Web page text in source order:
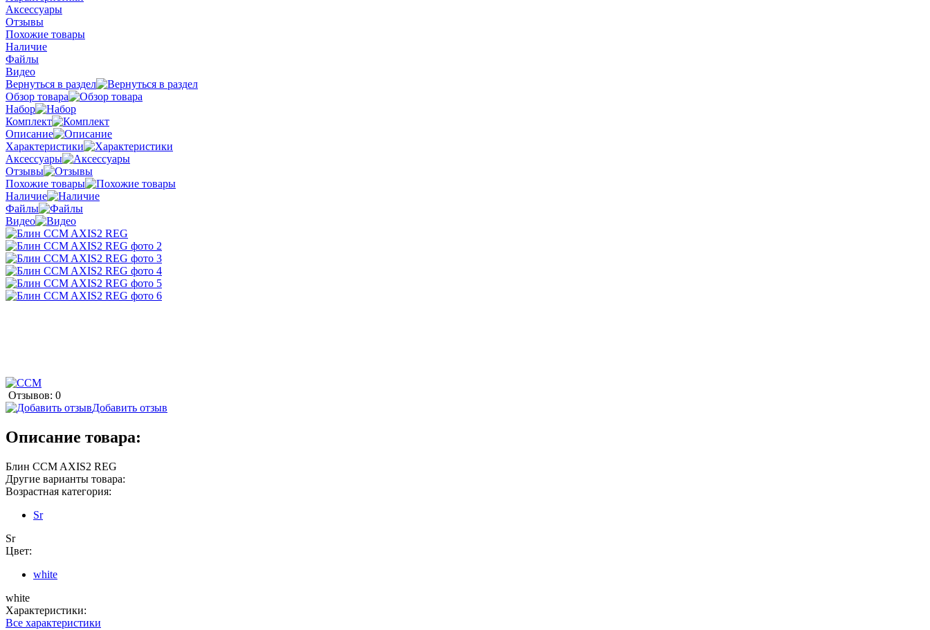
Аксессуары
Отзывы
Похожие товары
Наличие
Файлы
Видео
Вернуться в раздел
Обзор товара
Набор
Комплект
Описание
Характеристики
Аксессуары
Отзывы
Похожие товары
Наличие
Файлы
Видео
Отзывов: 0
Добавить отзыв
Описание товара:
Блин CCM AXIS2 REG
Другие варианты товара:
Возрастная категория:
Sr
Sr
Цвет:
white
white
Характеристики:
Все характеристики